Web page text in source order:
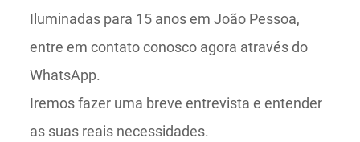
Iluminadas para 15 anos em João Pessoa,
entre em contato conosco agora através do
WhatsApp.
Iremos fazer uma breve entrevista e entender
as suas reais necessidades.